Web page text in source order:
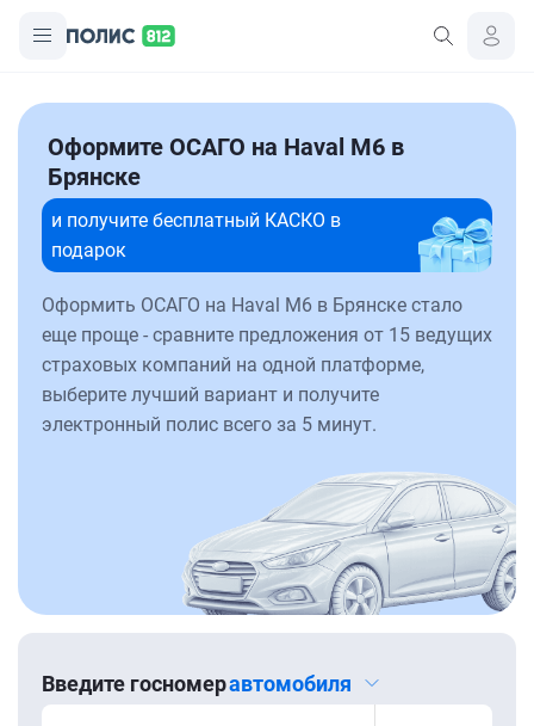
Оформите ОСАГО на Haval M6 в
Брянске
и получите бесплатный КАСКО в
подарок
Оформить ОСАГО на Haval M6 в Брянске стало
еще проще - сравните предложения от 15 ведущих
страховых компаний на одной платформе,
выберите лучший вариант и получите
электронный полис всего за 5 минут.
Введите госномеравтомобиля